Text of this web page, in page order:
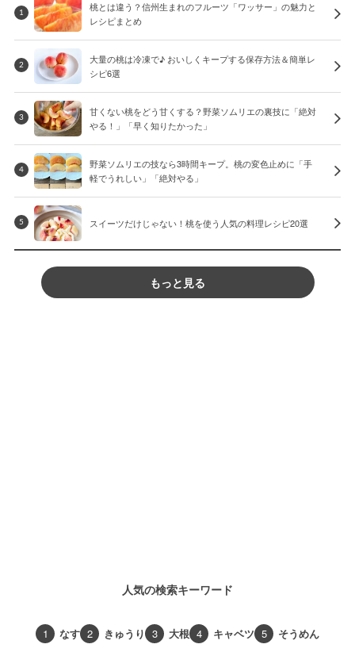
1
桃とは違う？信州生まれのフルーツ「ワッサー」の魅力と
レシピまとめ
2
大量の桃は冷凍で♪ おいしくキープする保存方法＆簡単レ
シピ6選
3
甘くない桃をどう甘くする？野菜ソムリエの裏技に「絶対
やる！」「早く知りたかった」
4
野菜ソムリエの技なら3時間キープ。桃の変色止めに「手
軽でうれしい」「絶対やる」
5 スイーツだけじゃない！桃を使う人気の料理レシピ20選
もっと見る
人気の検索キーワード
1 なす 2 きゅうり 3 大根 4 キャベツ 5 そうめん